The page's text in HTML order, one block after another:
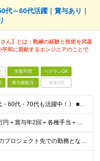
代～60代活躍｜賞与あり｜
さん】とは：熟練の経験と技術を武器
平和に貢献するエンジニアのことで
学歴不問 ベテランOK
賞与複数月 面接1回
《年齢不問／50代・60代・70代も活躍中！》 ■JavaまたはC言語系（C#、C++、C）を使用した開発経験をお持ちの方 ■学歴不問 「定年を迎えたが、まだまだ頑張りたい」 「技術の現場から離れて
月給35万円～45万円＋賞与年2回＋各種手当＋残業代全額支給 ※経験・能力、前職給与を考慮の上、決定いたします ※試用期間3ヵ月(試用期間中と本採用後の待遇の差異はありません) ＊＊ 安定した収入
■戸塚または川崎のプロジェクト先での勤務となります ■転居を伴う転勤はありません ※他案件へ参画の場合は、本社または神奈川・都内のプロジェクト先での勤務となります 【本社】 神奈川県横浜市中区富士